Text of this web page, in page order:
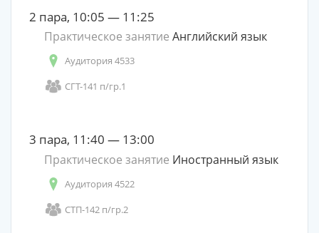
2 пара, 10:05 — 11:25
Практическое занятие Английский язык
Аудитория 4533
СГТ-141 п/гр.1
3 пара, 11:40 — 13:00
Практическое занятие Иностранный язык
Аудитория 4522
СТП-142 п/гр.2